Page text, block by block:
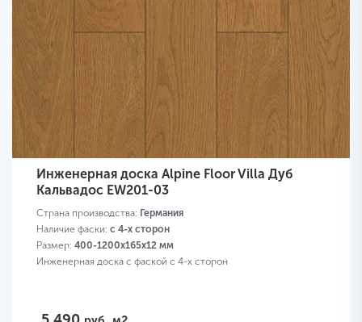
Инженерная доска Alpine Floor Villa Дуб
Кальвадос EW201-03
Страна производства: Германия
Наличие фаски: с 4-х сторон
Размер: 400-1200х165х12 мм
Инженерная доска с фаской с 4-х сторон